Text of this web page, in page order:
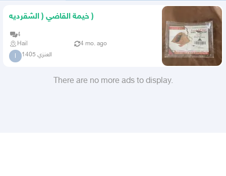
خيمة القاضي ( الشقرديه )
4
Hail
4 mo. ago
ا العنزي 1405
There are no more ads to display.